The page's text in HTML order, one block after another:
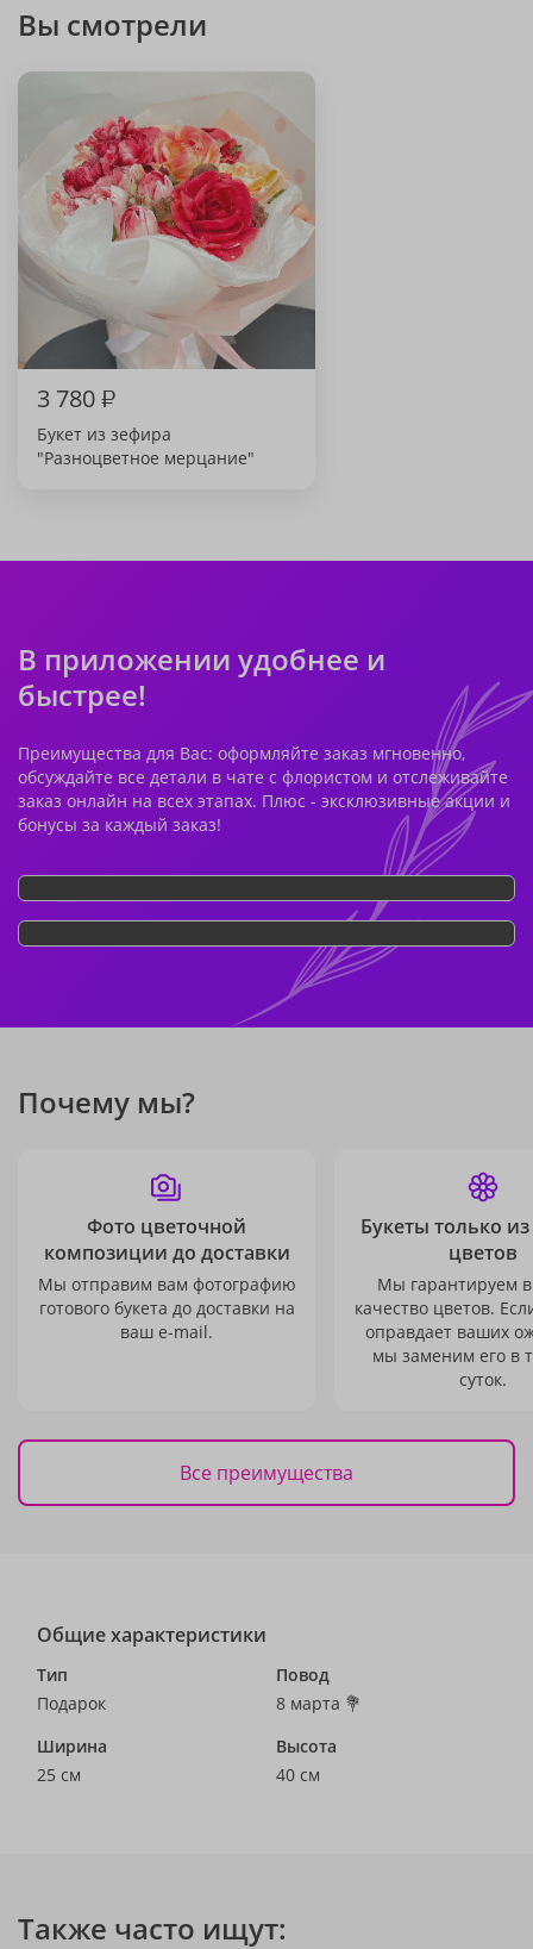
Вы смотрели
3 780₽
Букет из зефира
"Разноцветное мерцание"
В приложении удобнее и
быстрее!
Преимущества для Вас: оформляйте заказ мгновенно,
обсуждайте все детали в чате с флористом и отслеживайте
заказ онлайн на всех этапах. Плюс - эксклюзивные акции и
бонусы за каждый заказ!
Почему мы?
Фото цветочной
композиции до доставки
Мы отправим вам фотографию
готового букета до доставки на
ваш e-mail.
Букеты только
цветов
Мы гарантируем
качество цветов.
оправдает ваших
мы заменим его в
суток.
Все преимущества
Общие характеристики
Тип
Подарок
Повод
8 марта 💐
Ширина
25 см
Высота
40 см
Также часто ищут: